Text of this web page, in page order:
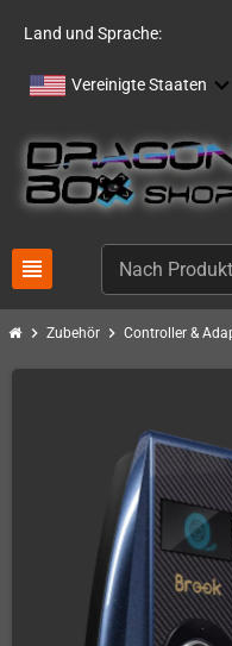
Land und Sprache:
Vereinigte Staaten
view_headline
chevron_right Zubehör chevron_right Controller &